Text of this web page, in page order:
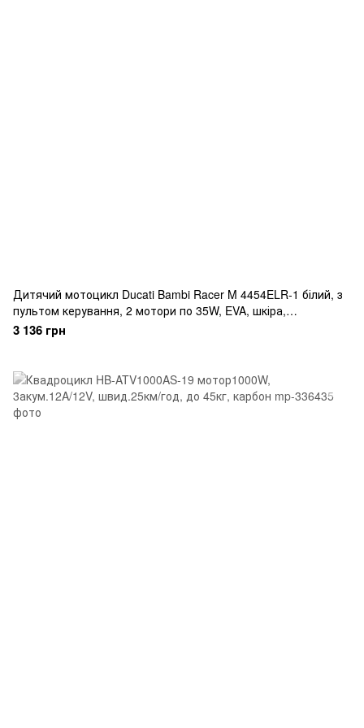
Дитячий мотоцикл Ducati Bambi Racer M 4454ELR-1 білий, з
пультом керування, 2 мотори по 35W, EVA, шкіра,
MP3/USB/TF
3 136 грн